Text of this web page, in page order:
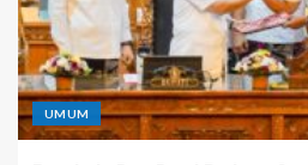
UMUM